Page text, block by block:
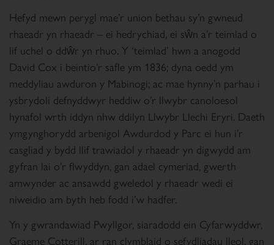
Hefyd mewn perygl mae’r union bethau sy’n gwneud
rhaeadr yn rhaeadr – ei hedrychiad, ei sŵn a’r teimlad o
lif uchel o ddŵr yn rhuo. Y ‘teimlad’ hwn a anogodd
David Cox i beintio’r safle ym 1836; dyna oedd ym
meddyliau awduron y Mabinogi; ac mae hynny’n parhau i
ysbrydoli defnyddwyr heddiw o’r llwybr canoloesol
hynafol wrth iddyn nhw ddilyn Llwybr Llechi Eryri. Daeth
ymgynghorydd arbenigol Awdurdod y Parc ei hun i’r
casgliad y bydd llif trawiadol y rhaeadr yn digwydd am
gyfran lai o’r flwyddyn, gan adael cymeriad, gwerth
amwynder ac ansawdd gweledol y rhaeadr wedi ei
niweidio am byth heb fodd i’w hadfer.
Yn y gwrandawiad Pwyllgor, siaradodd ein Cyfarwyddwr,
Graeme Cotterill, ar ran clymblaid o sefydliadau lleol, gan